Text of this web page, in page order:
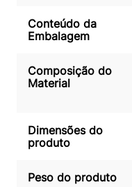
Conteúdo da
Embalagem
Composição do
Material
Dimensões do
produto
Peso do produto